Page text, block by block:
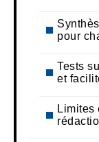
pour
Tests
et
Limites